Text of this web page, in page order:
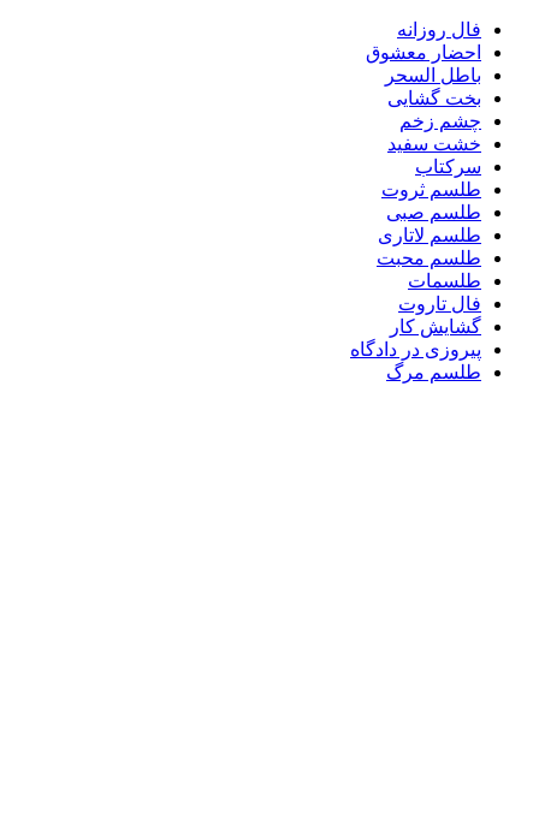
فال روزانه
احضار معشوق
باطل السحر
بخت گشایی
چشم زخم
خشت سفید
سرکتاب
طلسم ثروت
طلسم صبی
طلسم لاتاری
طلسم محبت
طلسمات
فال تاروت
گشایش کار
پیروزی در دادگاه
طلسم مرگ